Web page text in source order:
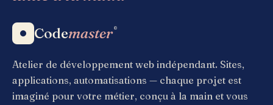
Codemaster®
Atelier de développement web indépendant. Sites,
applications, automatisations — chaque projet est
imaginé pour votre métier, conçu à la main et vous